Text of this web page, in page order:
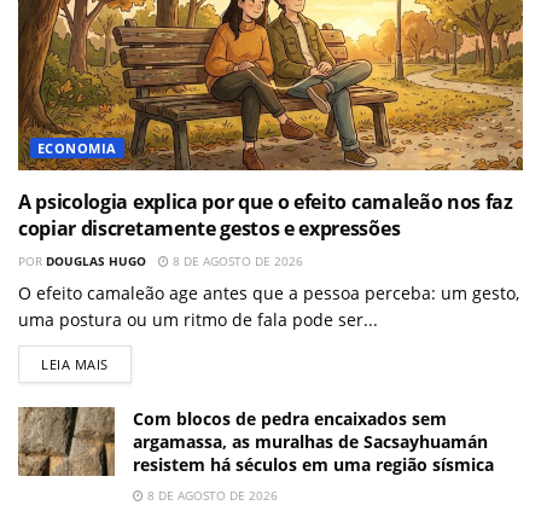
ECONOMIA
A psicologia explica por que o efeito camaleão nos faz
copiar discretamente gestos e expressões
POR DOUGLAS HUGO 8 DE AGOSTO DE 2026
O efeito camaleão age antes que a pessoa perceba: um gesto,
uma postura ou um ritmo de fala pode ser...
LEIA MAIS
Com blocos de pedra encaixados sem
argamassa, as muralhas de Sacsayhuamán
resistem há séculos em uma região sísmica
8 DE AGOSTO DE 2026